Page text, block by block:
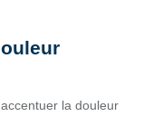
la douleur